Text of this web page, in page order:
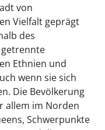
von
Vielfalt geprägt
des
Ethnien und
wenn sie sich
Die Bevölkerung
allem im Norden
Schwerpunkte